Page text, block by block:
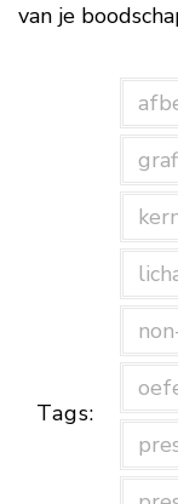
van je
Tags: